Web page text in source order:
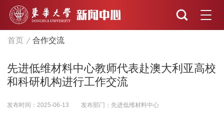
首页 合作交流
先进低维材料中心教师代表赴澳大利亚高校
和科研机构进行工作交流
发布时间：2025-06-13 发布部门：先进低维材料中心